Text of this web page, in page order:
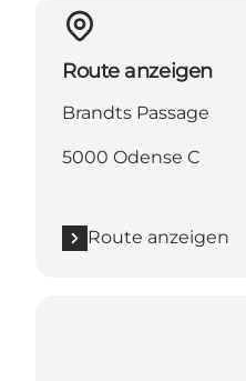
Route anzeigen
Brandts Passage
5000 Odense C
Route anzeigen